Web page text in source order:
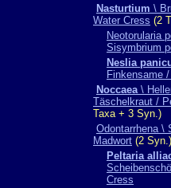
Nasturtium \
Water Cress (2
Neotorularia
Sisymbrium
Neslia
Finkensame
Noccaea\
Täschelkraut /
Taxa + 3 Syn.)
Odontarrhena \
Madwort (2 Syn.)
Peltaria
Cress